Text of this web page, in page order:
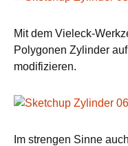
Mit dem Vieleck-
Polygonen Zylinder
modifizieren.
Im strengen Sinne